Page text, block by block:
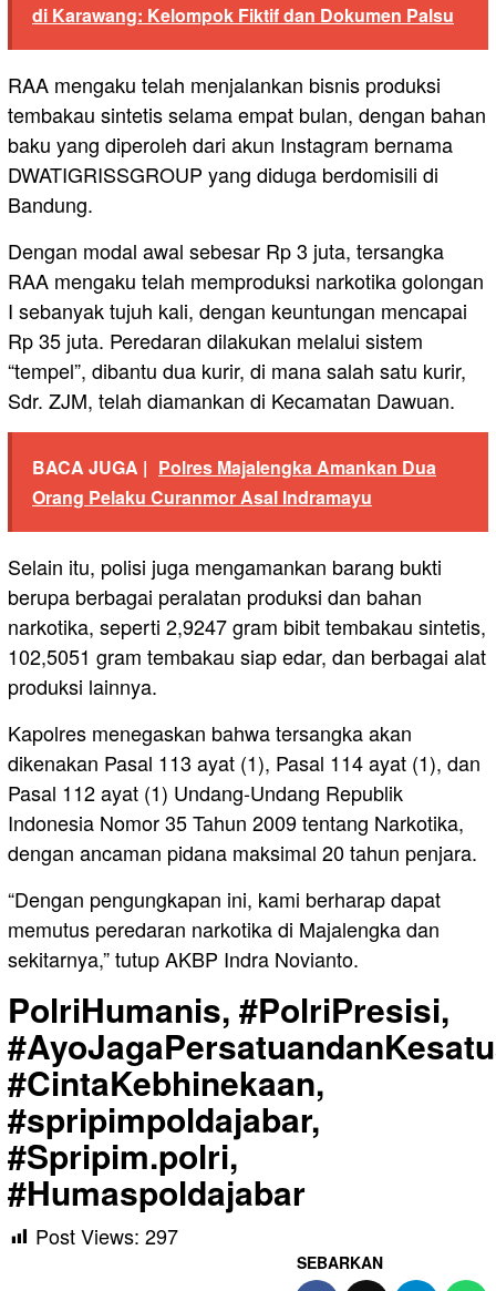
di Karawang: Kelompok Fiktif dan Dokumen Palsu
RAA mengaku telah menjalankan bisnis produksi
tembakau sintetis selama empat bulan, dengan bahan
baku yang diperoleh dari akun Instagram bernama
DWATIGRISSGROUP yang diduga berdomisili di
Bandung.
Dengan modal awal sebesar Rp 3 juta, tersangka
RAA mengaku telah memproduksi narkotika golongan
I sebanyak tujuh kali, dengan keuntungan mencapai
Rp 35 juta. Peredaran dilakukan melalui sistem
“tempel”, dibantu dua kurir, di mana salah satu kurir,
Sdr. ZJM, telah diamankan di Kecamatan Dawuan.
BACA JUGA | Polres Majalengka Amankan Dua
Orang Pelaku Curanmor Asal Indramayu
Selain itu, polisi juga mengamankan barang bukti
berupa berbagai peralatan produksi dan bahan
narkotika, seperti 2,9247 gram bibit tembakau sintetis,
102,5051 gram tembakau siap edar, dan berbagai alat
produksi lainnya.
Kapolres menegaskan bahwa tersangka akan
dikenakan Pasal 113 ayat (1), Pasal 114 ayat (1), dan
Pasal 112 ayat (1) Undang-Undang Republik
Indonesia Nomor 35 Tahun 2009 tentang Narkotika,
dengan ancaman pidana maksimal 20 tahun penjara.
“Dengan pengungkapan ini, kami berharap dapat
memutus peredaran narkotika di Majalengka dan
sekitarnya,” tutup AKBP Indra Novianto.
PolriHumanis, #PolriPresisi,
#CintaKebhinekaan,
#spripimpoldajabar,
#Spripim.polri,
#Humaspoldajabar
Post Views: 297
SEBARKAN